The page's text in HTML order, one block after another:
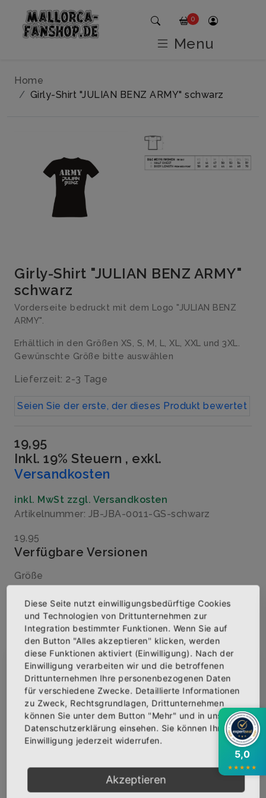
Home
Girly-Shirt "JULIAN BENZ ARMY" schwarz
Girly-Shirt "JULIAN BENZ ARMY"
schwarz
Vorderseite bedruckt mit dem Logo "JULIAN BENZ
ARMY".
Erhältlich in den Größen XS, S, M, L, XL, XXL und 3XL.
Gewünschte Größe bitte auswählen
Lieferzeit: 2-3 Tage
Seien Sie der erste, der dieses Produkt bewertet
19,95
Inkl. 19% Steuern , exkl.
Versandkosten
inkl. MwSt zzgl. Versandkosten
Artikelnummer: JB-JBA-0011-GS-schwarz
19,95
Verfügbare Versionen
Größe
Menge
IN DEN WARENKORB
AUF DIE WUNSCHLISTE
INFOS BEWERTUNGEN
Abonniere jetzt unseren Newsletter
Bekomme die aktuellsten News über neue
Produkte und zudem einen 10% Gutschein für
deine nächste Bestellung.
0
Menu
5,0
★★★★★
Diese Seite nutzt einwilligungsbedürftige Cookies
und Technologien von Drittunternehmen zur
Integration bestimmter Funktionen. Wenn Sie auf
den Button "Alles akzeptieren" klicken, werden
diese Funktionen aktiviert (Einwilligung). Nach der
Einwilligung verarbeiten wir und die betroffenen
Drittunternehmen Ihre personenbezogenen Daten
für verschiedene Zwecke. Detaillierte Informationen
zu Zweck, Rechtsgrundlagen, Drittunternehmen
können Sie unter dem Button "Mehr" und in unserer
Datenschutzerklärung einsehen. Sie können Ihre
Einwilligung jederzeit widerrufen.
Akzeptieren